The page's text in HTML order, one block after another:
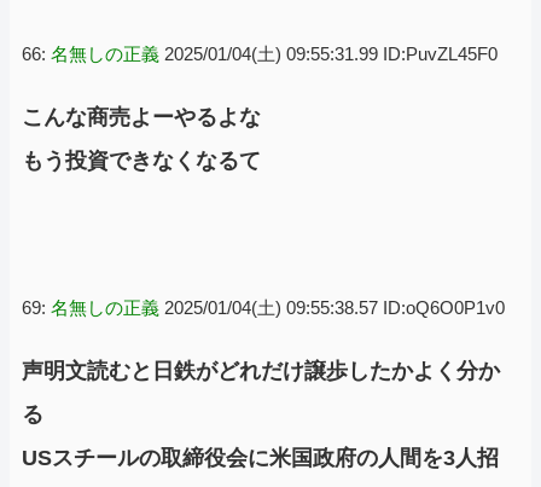
66: 名無しの正義 2025/01/04(土) 09:55:31.99 ID:PuvZL45F0
こんな商売よーやるよな
もう投資できなくなるて
69: 名無しの正義 2025/01/04(土) 09:55:38.57 ID:oQ6O0P1v0
声明文読むと日鉄がどれだけ譲歩したかよく分か
る
USスチールの取締役会に米国政府の人間を3人招